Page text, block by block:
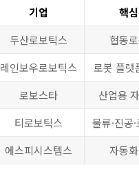
기업 핵
두산로보틱스
협동
레인보우로보틱스
로봇 플랫
로보스타
산업용
티로보틱스
물류·진공
에스피시스템스
자동